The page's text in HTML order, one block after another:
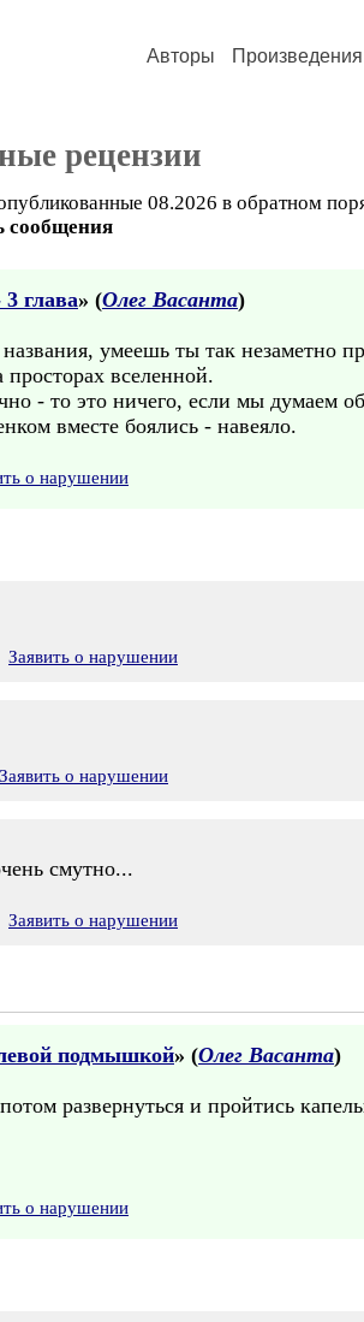
Авторы Произведения
рецензии
08.2026 в обратном
сообщения
глава» (Олег Васанта)
умеешь ты так незаметно
просторах вселенной.
- то это ничего, если мы думаем
вместе боялись - навеяло.
о нарушении
Заявить о нарушении
Заявить о нарушении
смутно...
Заявить о нарушении
подмышкой» (Олег Васанта)
развернуться и пройтись
о нарушении